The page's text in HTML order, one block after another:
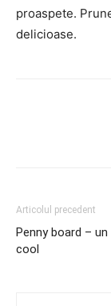
proaspete.
delicioase.
Articolul precedent
Penny board –
cool